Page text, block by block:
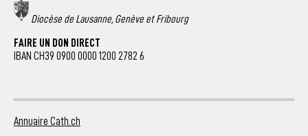
Diocèse de Lausanne, Genève et Fribourg
FAIRE UN DON DIRECT
IBAN CH39 0900 0000 1200 2782 6
Annuaire Cath.ch